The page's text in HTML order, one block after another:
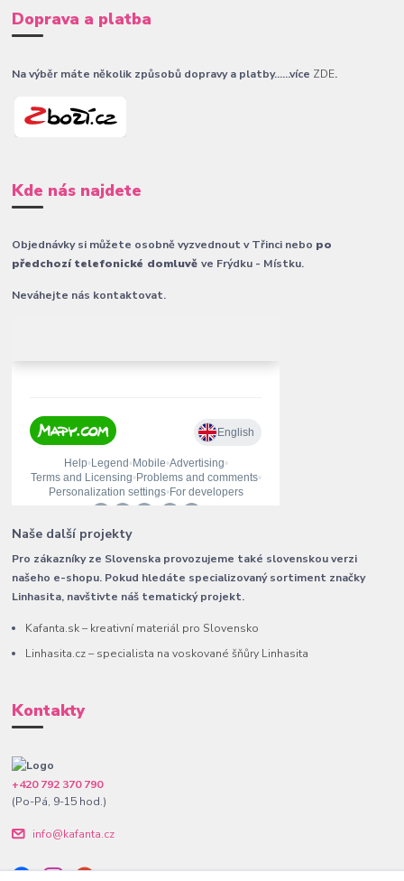
Doprava a platba
Na výběr máte několik způsobů dopravy a platby......více ZDE.
Kde nás najdete
Objednávky si můžete osobně vyzvednout v Třinci nebo po
předchozí telefonické domluvěve Frýdku - Místku.
Neváhejte nás kontaktovat.
Naše další projekty
Pro zákazníky ze Slovenska provozujeme také slovenskou verzi
našeho e-shopu. Pokud hledáte specializovaný sortiment značky
Linhasita, navštivte náš tematický projekt.
Kafanta.sk – kreativní materiál pro Slovensko
Linhasita.cz – specialista na voskované šňůry Linhasita
Kontakty
+420 792 370 790
(Po-Pá, 9-15 hod.)
info@kafanta.cz